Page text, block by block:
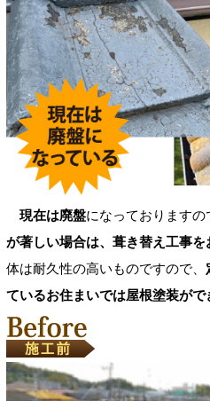
現在は廃盤になっておりますの
が著しい場合は、葺き替え工事を
体は耐久性の高いものですので、
ているお住まいでは屋根塗装がで